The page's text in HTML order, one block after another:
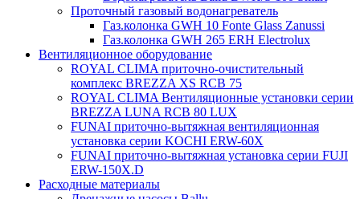
Проточный газовый водонагреватель
Газ.колонка GWH 10 Fonte Glass Zanussi
Газ.колонка GWH 265 ERH Electrolux
Вентиляционное оборудование
ROYAL CLIMA приточно-очистительный
комплекс BREZZA XS RCB 75
ROYAL CLIMA Вентиляционные установки серии
BREZZA LUNA RCB 80 LUX
FUNAI приточно-вытяжная вентиляционная
установка серии KOCHI ERW-60X
FUNAI приточно-вытяжная установка серии FUJI
ERW-150X.D
Расходные материалы